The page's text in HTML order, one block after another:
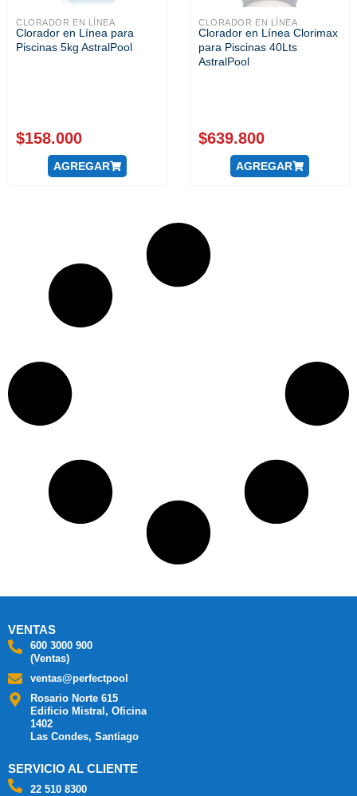
CLORADOR EN LÍNEA
Clorador en Línea para
Piscinas 5kg AstralPool
$158.000
AGREGAR
CLORADOR EN LÍNEA
Clorador en Línea Clorimax
para Piscinas 40Lts
AstralPool
$639.800
AGREGAR
VENTAS
600 3000 900
(Ventas)
ventas@perfectpool
Rosario Norte 615
Edificio Mistral, Oficina
1402
Las Condes, Santiago
SERVICIO AL CLIENTE
22 510 8300